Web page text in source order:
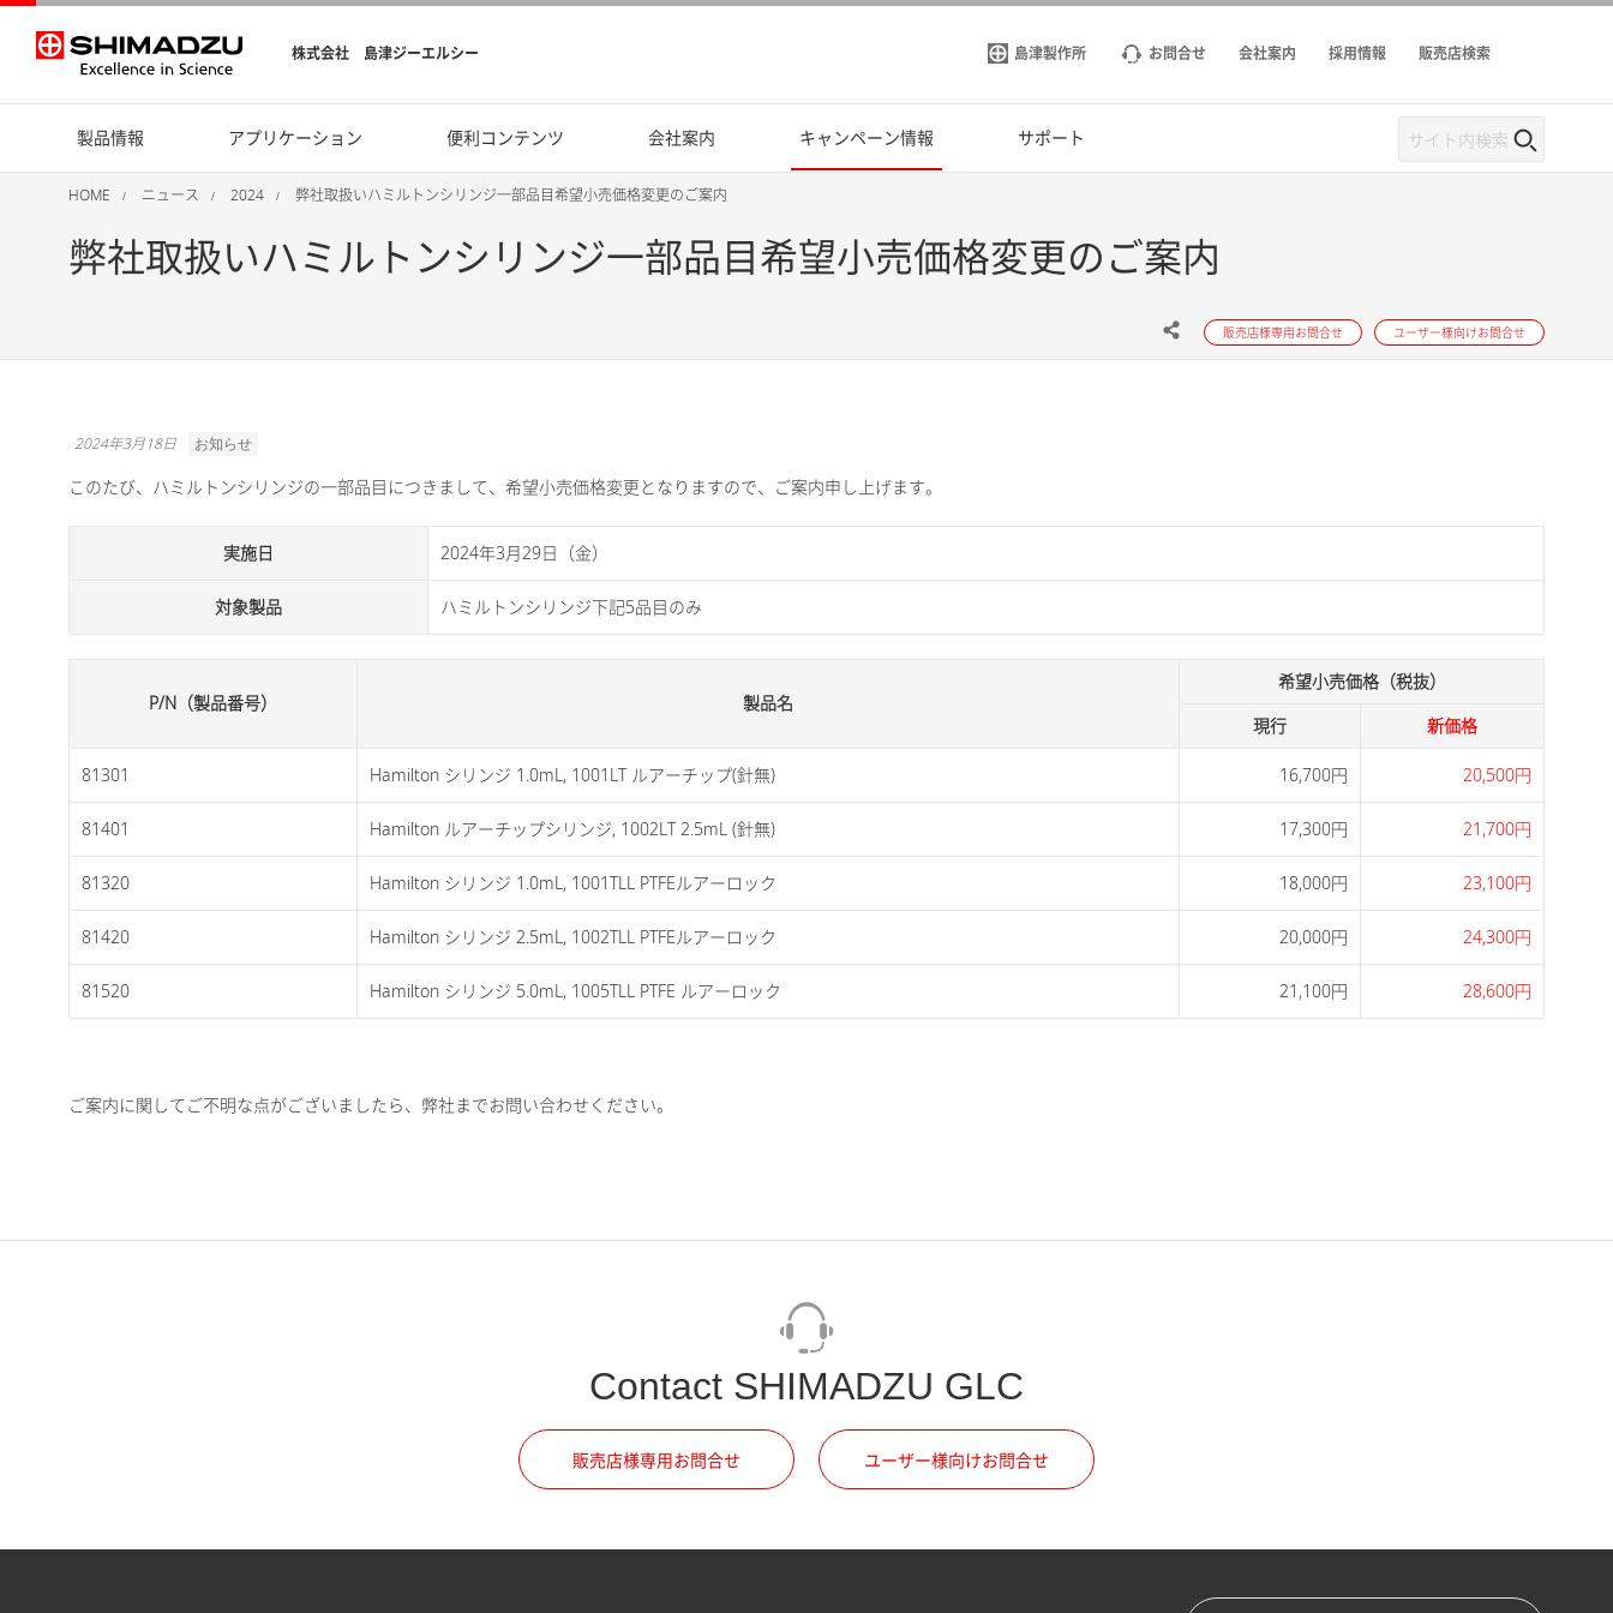
株式会社 島津ジーエルシー 島津製作所 お問合せ 会社案内 採用情報 販売店検索
製品情報 アプリケーション 便利コンテンツ 会社案内 キャンペーン情報 サポート
HOME ニュース 2024 弊社取扱いハミルトンシリンジ一部品目希望小売価格変更のご案内
弊社取扱いハミルトンシリンジ一部品目希望小売価格変更のご案内
販売店様専用お問合せ ユーザー様向けお問合せ
2024年3月18日 お知らせ
このたび、ハミルトンシリンジの一部品目につきまして、希望小売価格変更となりますので、ご案内申し上げます。
実施日 2024年3月29日（金）
対象製品 ハミルトンシリンジ下記5品目のみ
P/N（製品番号） 製品名
希望小売価格（税抜）
現行
新価格
81301 Hamilton シリンジ 1.0mL, 1001LT ルアーチップ(針無) 16,700円 20,500円
81401 Hamilton ルアーチップシリンジ, 1002LT 2.5mL (針無) 17,300円 21,700円
81320 Hamilton シリンジ 1.0mL, 1001TLL PTFEルアーロック 18,000円 23,100円
81420 Hamilton シリンジ 2.5mL, 1002TLL PTFEルアーロック 20,000円 24,300円
81520 Hamilton シリンジ 5.0mL, 1005TLL PTFE ルアーロック 21,100円 28,600円
ご案内に関してご不明な点がございましたら、弊社までお問い合わせください。
Contact SHIMADZU GLC
販売店様専用お問合せ ユーザー様向けお問合せ